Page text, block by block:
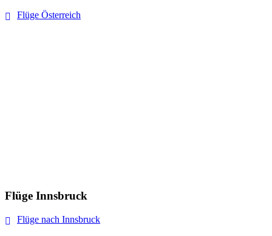
Flüge Österreich
Flüge Innsbruck
Flüge nach Innsbruck